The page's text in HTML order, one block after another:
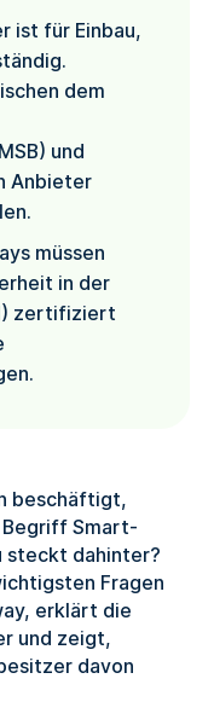
ist für Einbau,
dem
und
Anbieter
müssen
in der
zertifiziert
beschäftigt,
Smart-
steckt dahinter?
Fragen
erklärt die
und zeigt,
davon